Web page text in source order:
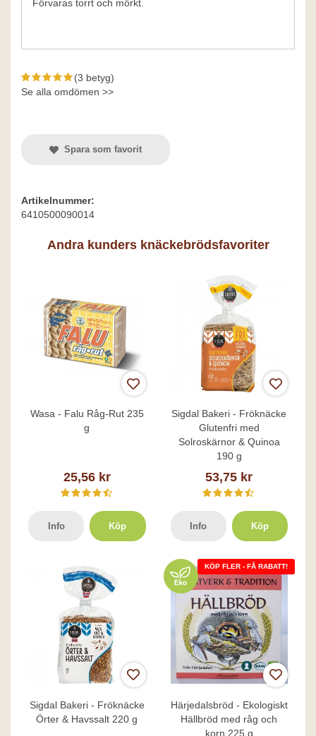
Förvaras torrt och mörkt.
(3 betyg)
Se alla omdömen >>
Spara som favorit
Artikelnummer:
6410500090014
Andra kunders knäckebrödsfavoriter
Wasa - Falu Råg-Rut 235
g
25,56 kr
Info Köp
Sigdal Bakeri - Fröknäcke
Glutenfri med
Solroskärnor & Quinoa
190 g
53,75 kr
Info Köp
Sigdal Bakeri - Fröknäcke
Örter & Havssalt 220 g
KÖP FLER - FÅ RABATT!
Härjedalsbröd - Ekologiskt
Hällbröd med råg och
korn 225 g